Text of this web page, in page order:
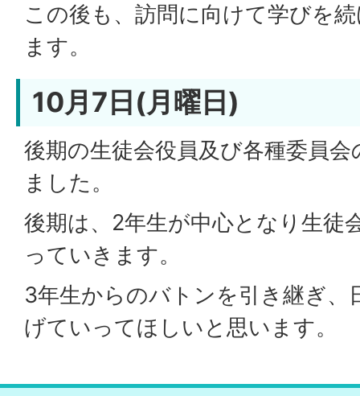
この後も、訪問に向けて学びを
ます。
10月7日(月曜日)
後期の生徒会役員及び各種委員
ました。
後期は、2年生が中心となり生徒
っていきます。
3年生からのバトンを引き継ぎ、
げていってほしいと思います。